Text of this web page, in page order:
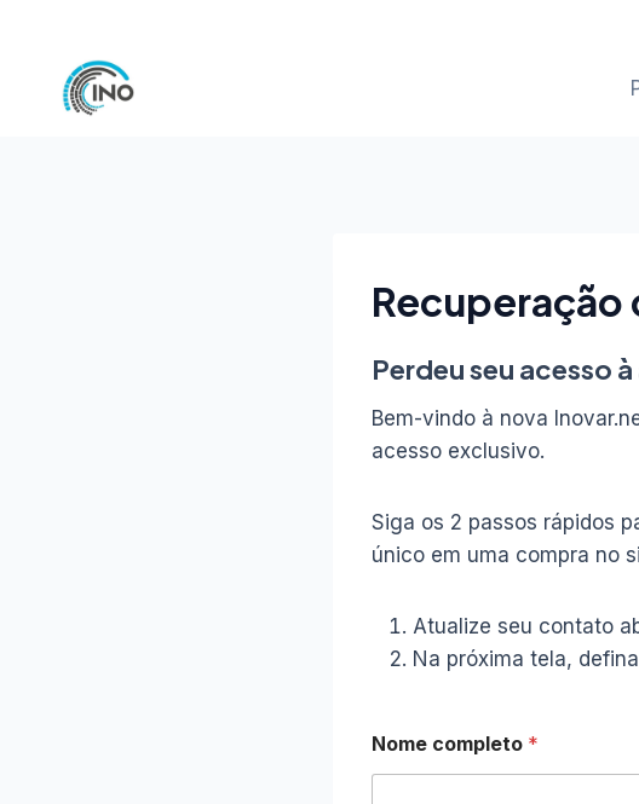
Conteúdo
Recuperação
Perdeu seu acesso
Bem-vindo à nova
acesso exclusivo.
Siga os 2 passos rápidos
único em uma compra no
Atualize seu contato
Na próxima tela,
Nome completo *